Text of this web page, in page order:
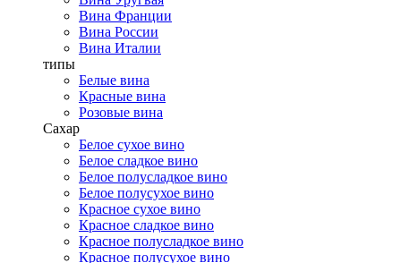
Вина Франции
Вина России
Вина Италии
типы
Белые вина
Красные вина
Розовые вина
Сахар
Белое сухое вино
Белое сладкое вино
Белое полусладкое вино
Белое полусухое вино
Красное сухое вино
Красное сладкое вино
Красное полусладкое вино
Красное полусухое вино